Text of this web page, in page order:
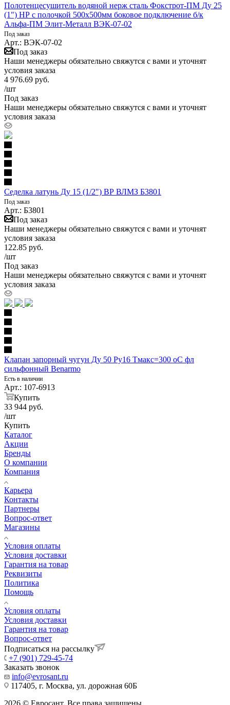
Полотенцесушитель водяной нерж сталь Фокстрот-ПМ Ду 25
(1") НР с полочкой 500х500мм боковое подключение б/к
Альфа-ПМ Элит-Металл ВЭК-07-02
Под заказ
Арт.: ВЭК-07-02
Под заказ
Наши менеджеры обязательно свяжутся с вами и уточнят
условия заказа
4 976.69 руб.
/шт
Под заказ
Наши менеджеры обязательно свяжутся с вами и уточнят
условия заказа
Седелка латунь Ду 15 (1/2") ВР ВЛМЗ Б3801
Под заказ
Арт.: Б3801
Под заказ
Наши менеджеры обязательно свяжутся с вами и уточнят
условия заказа
122.85 руб.
/шт
Под заказ
Наши менеджеры обязательно свяжутся с вами и уточнят
условия заказа
Клапан запорный чугун Ду 50 Ру16 Тмакс=300 оС фл
сильфонный Benarmo
Есть в наличии
Арт.: 107-6913
Купить
33 944 руб.
/шт
Купить
Каталог
Акции
Бренды
О компании
Компания
Карьера
Контакты
Партнеры
Вопрос-ответ
Магазины
Условия оплаты
Условия доставки
Гарантия на товар
Реквизиты
Политика
Помощь
Условия оплаты
Условия доставки
Гарантия на товар
Вопрос-ответ
Подписаться на рассылку
+7 (901) 729-45-74
Заказать звонок
info@evrosant.ru
117405, г. Москва, ул. дорожная 60Б
2026 © Евросант. Все права защищены